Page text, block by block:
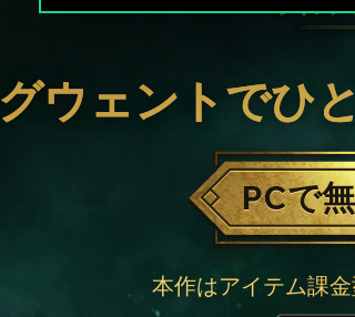
グウェントでひ
PCで
本作はアイテム課